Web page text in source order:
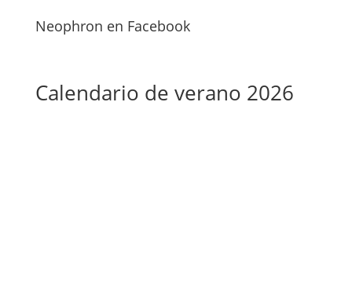
Neophron en Facebook
Calendario de verano 2026